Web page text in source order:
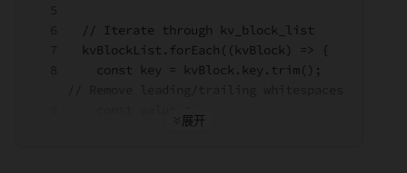
  // Iterate through kv_block_list
  kvBlockList.forEach((kvBlock) => {
    const key = kvBlock.key.trim();
kvBlock.value.trim(); // Remove